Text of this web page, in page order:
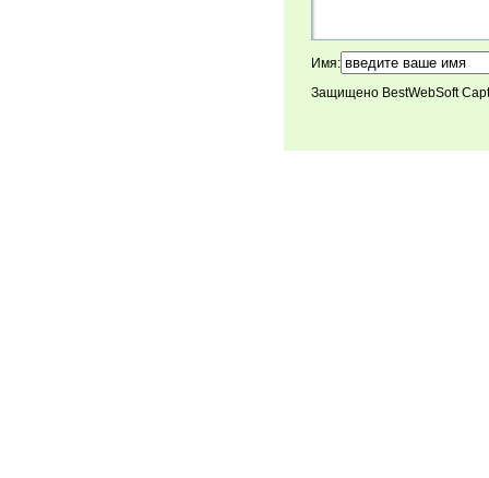
Имя:
Защищено BestWebSoft